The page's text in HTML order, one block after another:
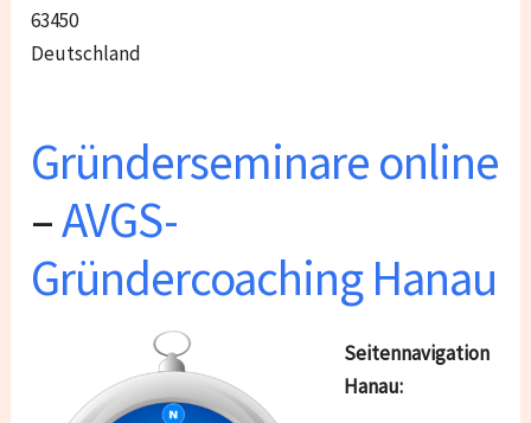
63450
Deutschland
Gründerseminare online
–AVGS-
Gründercoaching Hanau
Seitennavigation
Hanau: